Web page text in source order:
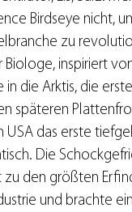
Birdseye nicht,
zu
inspiriert
in die Arktis, die
späteren
USA das erste
Die
zu den größten
und brachte